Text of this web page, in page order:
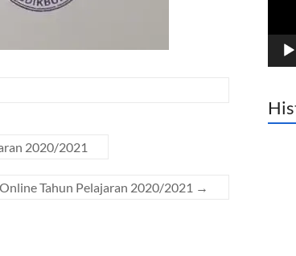
2020/2021
Tahun Pelajaran 2020/2021 →